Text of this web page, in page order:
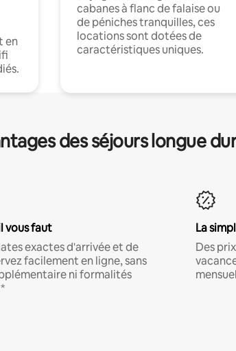
en
cabanes à flanc de falaise ou
de péniches tranquilles, ces
locations sont dotées de
caractéristiques uniques.
des séjours longue
vous faut
exactes d'arrivée et de
facilement en ligne, sans
ni formalités
La
Des